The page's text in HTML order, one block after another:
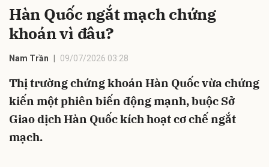
Hàn Quốc ngắt mạch chứng
khoán vì đâu?
Nam Trần 09/07/2026 03:28
Thị trường chứng khoán Hàn Quốc vừa chứng
kiến một phiên biến động mạnh, buộc Sở
Giao dịch Hàn Quốc kích hoạt cơ chế ngắt
mạch.
Hủy